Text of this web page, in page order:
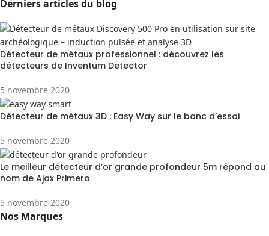
Derniers articles du blog
Détecteur de métaux professionnel : découvrez les
détecteurs de Inventum Detector
5 novembre 2020
Détecteur de métaux 3D : Easy Way sur le banc d’essai
5 novembre 2020
Le meilleur détecteur d’or grande profondeur 5m répond au
nom de Ajax Primero
5 novembre 2020
Nos Marques